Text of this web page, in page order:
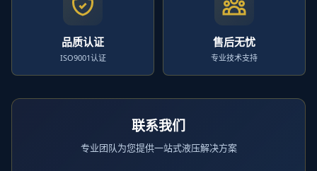
品质认证
ISO9001认证
售后无忧
专业技术支持
联系我们
专业团队为您提供一站式液压解决方案